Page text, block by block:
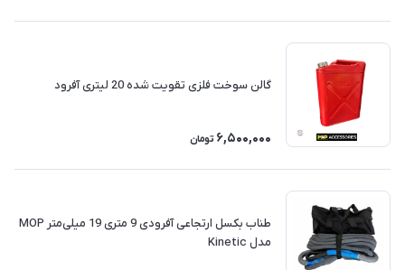
گالن سوخت فلزی تقویت شده 20 لیتری آفرود
6,500,000 تومان
طناب بکسل ارتجاعی آفرودی 9 متری 19 میلی‌متر MOP
مدل Kinetic